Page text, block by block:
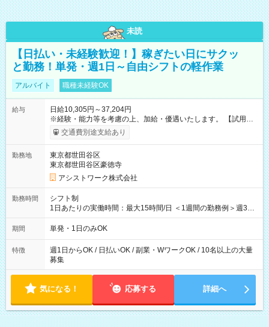
未読
【日払い・未経験歓迎！】稼ぎたい日にサクッ
と勤務！単発・週1日～自由シフトの軽作業
アルバイト 職種未経験OK
給与
日給10,305円～37,204円
※経験・能力等を考慮の上、加給・優遇いたします。 【試用期
間】試用期間なし
交通費別途支給あり
勤務地
東京都世田谷区
東京都世田谷区豪徳寺
アシストワーク株式会社
勤務時間
シフト制
1日あたりの実働時間：最大15時間/日 ＜1週間の勤務例＞週3回
勤務 勤務：月・水・金 休み：火・木・土・日 好きな時にお仕事
可能です！ ※1日あたりの最大実働時間は日勤、夜勤共に勤務し
期間 単発・1日のみOK
特徴
週1日からOK / 日払いOK / 副業・WワークOK / 10名以上の大量
募集
気になる！ 応募する 詳細へ